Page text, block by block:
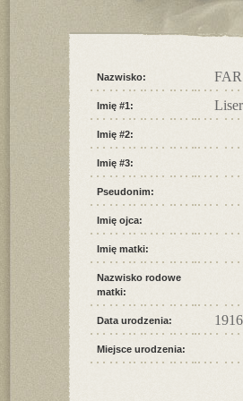
Nazwisko:
Imię #1: Liser
Imię #2:
Imię #3:
Pseudonim:
Imię ojca:
Imię matki:
Nazwisko rodowe
matki:
Data urodzenia: 1916
Miejsce urodzenia: